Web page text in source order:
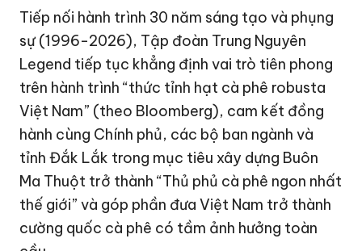
Tiếp nối hành trình 30 năm sáng tạo và phụng
sự (1996-2026), Tập đoàn Trung Nguyên
Legend tiếp tục khẳng định vai trò tiên phong
trên hành trình “thức tỉnh hạt cà phê robusta
Việt Nam” (theo Bloomberg), cam kết đồng
hành cùng Chính phủ, các bộ ban ngành và
tỉnh Đắk Lắk trong mục tiêu xây dựng Buôn
Ma Thuột trở thành “Thủ phủ cà phê ngon nhất
thế giới” và góp phần đưa Việt Nam trở thành
cường quốc cà phê có tầm ảnh hưởng toàn